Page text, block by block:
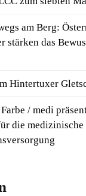
am Berg:
stärken das
Hintertuxer
/ medi
die medizinische